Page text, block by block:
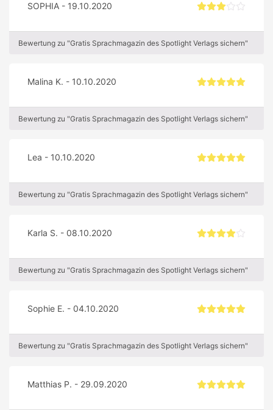
SOPHIA - 19.10.2020
Bewertung zu "Gratis Sprachmagazin des Spotlight Verlags sichern"
Malina K. - 10.10.2020
Bewertung zu "Gratis Sprachmagazin des Spotlight Verlags sichern"
Lea - 10.10.2020
Bewertung zu "Gratis Sprachmagazin des Spotlight Verlags sichern"
Karla S. - 08.10.2020
Bewertung zu "Gratis Sprachmagazin des Spotlight Verlags sichern"
Sophie E. - 04.10.2020
Bewertung zu "Gratis Sprachmagazin des Spotlight Verlags sichern"
Matthias P. - 29.09.2020